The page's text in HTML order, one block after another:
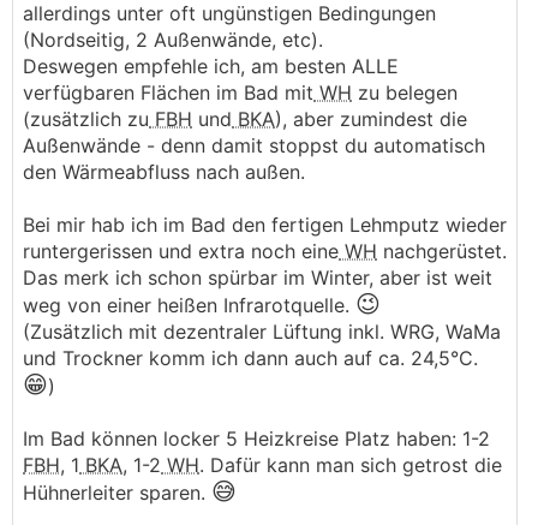
allerdings unter oft ungünstigen Bedingungen
(Nordseitig, 2 Außenwände, etc).
Deswegen empfehle ich, am besten ALLE
verfügbaren Flächen im Bad mit WH zu belegen
(zusätzlich zu FBH und BKA), aber zumindest die
Außenwände - denn damit stoppst du automatisch
den Wärmeabfluss nach außen.
Bei mir hab ich im Bad den fertigen Lehmputz wieder
runtergerissen und extra noch eine WH nachgerüstet.
Das merk ich schon spürbar im Winter, aber ist weit
weg von einer heißen Infrarotquelle. 😉
(Zusätzlich mit dezentraler Lüftung inkl. WRG, WaMa
und Trockner komm ich dann auch auf ca. 24,5°C.
😁)
Im Bad können locker 5 Heizkreise Platz haben: 1-2
FBH, 1 BKA, 1-2 WH. Dafür kann man sich getrost die
Hühnerleiter sparen. 😅